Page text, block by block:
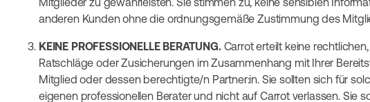
anderen Kunden ohne die ordnungsgemäße Zustimmung des
KEINE PROFESSIONELLE BERATUNG. Carrot erteilt keine
Ratschläge oder Zusicherungen im Zusammenhang mit Ihrer
Mitglied oder dessen berechtigte/n Partner:in. Sie sollten sich für
eigenen professionellen Berater und nicht auf Carrot verlassen. Sie